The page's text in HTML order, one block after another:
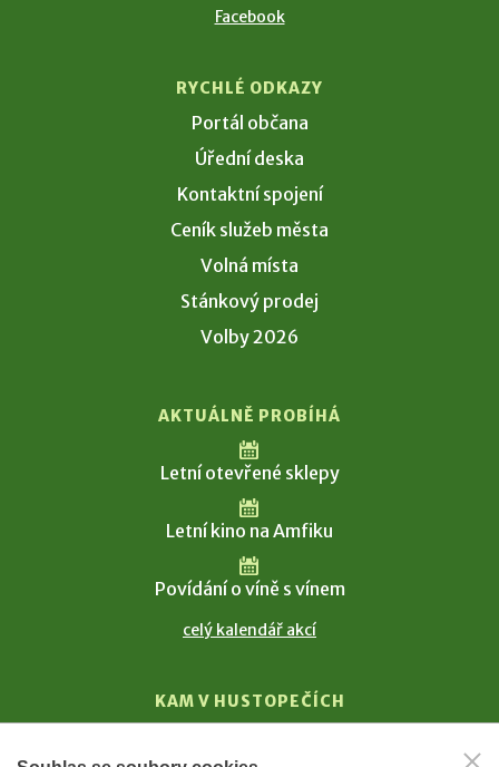
Facebook
RYCHLÉ ODKAZY
Portál občana
Úřední deska
Kontaktní spojení
Ceník služeb města
Volná místa
Stánkový prodej
Volby 2026
AKTUÁLNĚ PROBÍHÁ
Letní otevřené sklepy
Letní kino na Amfiku
Povídání o víně s vínem
celý kalendář akcí
KAM V HUSTOPEČÍCH